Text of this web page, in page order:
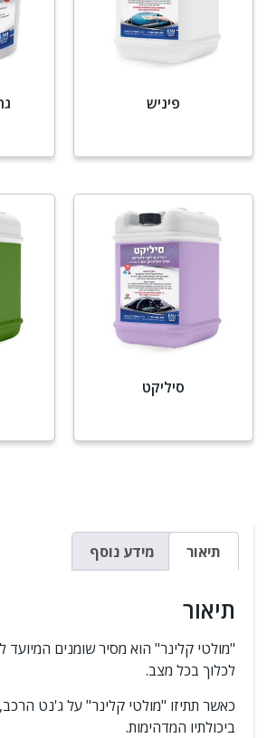
פיניש
סיליקט
תיאור מידע נוסף
תיאור
"מולטי קלינר" הוא מסיר שומנים
לכלוך בכל מצב.
כאשר תתיזו "מולטי קלינר" על ג'נט
ביכולתיו המדהימות.